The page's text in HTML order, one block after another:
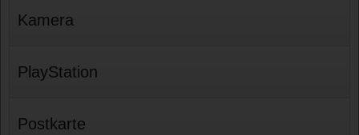
Kamera
PlayStation
Postkarte